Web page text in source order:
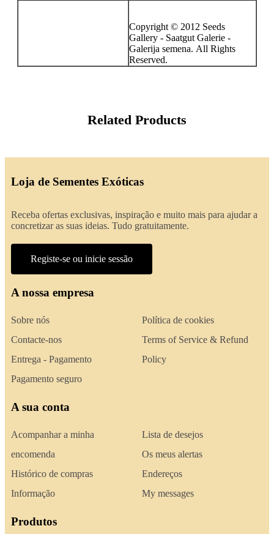
Copyright © 2012 Seeds
Gallery - Saatgut Galerie -
Galerija semena. All Rights
Reserved.
Related Products
Loja de Sementes Exóticas
Receba ofertas exclusivas, inspiração e muito mais para ajudar a
concretizar as suas ideias. Tudo gratuitamente.
Registe-se ou inicie sessão
A nossa empresa
Sobre nós
Contacte-nos
Entrega - Pagamento
Pagamento seguro
Política de cookies
Terms of Service & Refund
Policy
A sua conta
Acompanhar a minha
encomenda
Histórico de compras
Informação
Lista de desejos
Os meus alertas
Endereços
My messages
Produtos